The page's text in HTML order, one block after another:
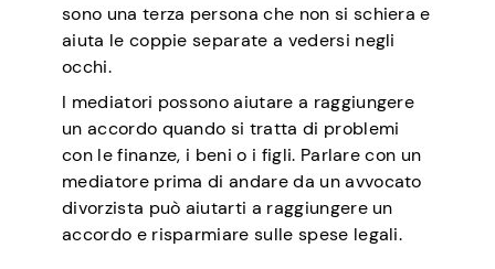
sono una terza persona che non si schiera e
aiuta le coppie separate a vedersi negli
occhi.
I mediatori possono aiutare a raggiungere
un accordo quando si tratta di problemi
con le finanze, i beni o i figli. Parlare con un
mediatore prima di andare da un avvocato
divorzista può aiutarti a raggiungere un
accordo e risparmiare sulle spese legali.